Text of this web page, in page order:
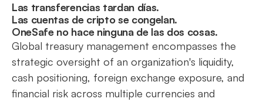
Las transferencias tardan días.
Las cuentas de cripto se congelan.
OneSafe no hace ninguna de las dos cosas.
Global treasury management encompasses the
strategic oversight of an organization's liquidity,
cash positioning, foreign exchange exposure, and
financial risk across multiple currencies and